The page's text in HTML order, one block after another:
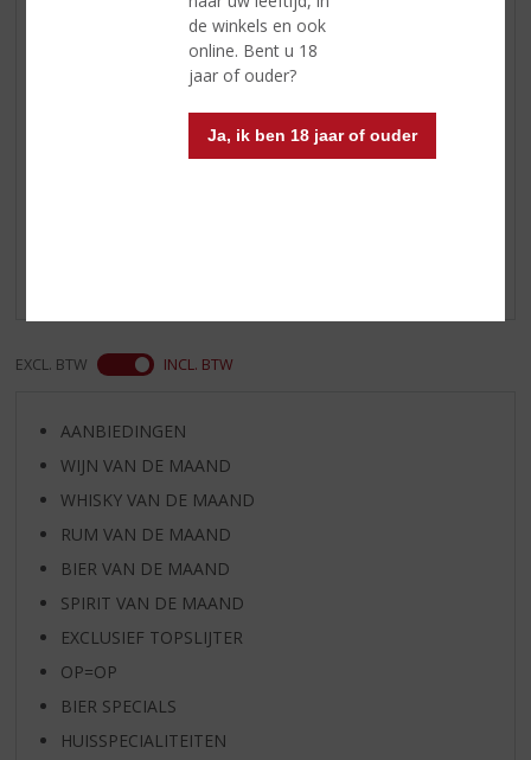
de winkels en ook
online. Bent u 18
jaar of ouder?
Ja, ik ben 18 jaar of ouder
tropisch zacht fruit en rijpe appel.
zoet met tonen van rijpe perziken
EXCL. BTW INCL. BTW
AANBIEDINGEN
WIJN VAN DE MAAND
WHISKY VAN DE MAAND
RUM VAN DE MAAND
BIER VAN DE MAAND
SPIRIT VAN DE MAAND
EXCLUSIEF TOPSLIJTER
OP=OP
BIER SPECIALS
HUISSPECIALITEITEN